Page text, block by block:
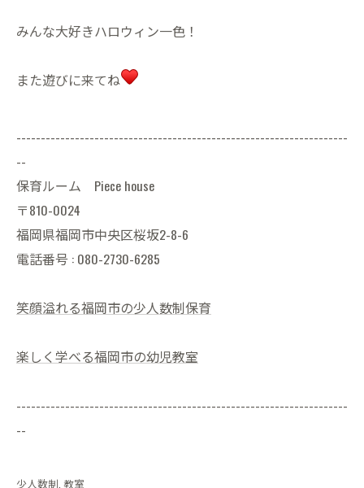
みんな大好きハロウィン一色！
また遊びに来てね
--------------------------------------------------------------------
--
保育ルーム Piece house
〒810-0024
福岡県福岡市中央区桜坂2-8-6
電話番号 : 080-2730-6285
笑顔溢れる福岡市の少人数制保育
楽しく学べる福岡市の幼児教室
--------------------------------------------------------------------
--
少人数制 教室